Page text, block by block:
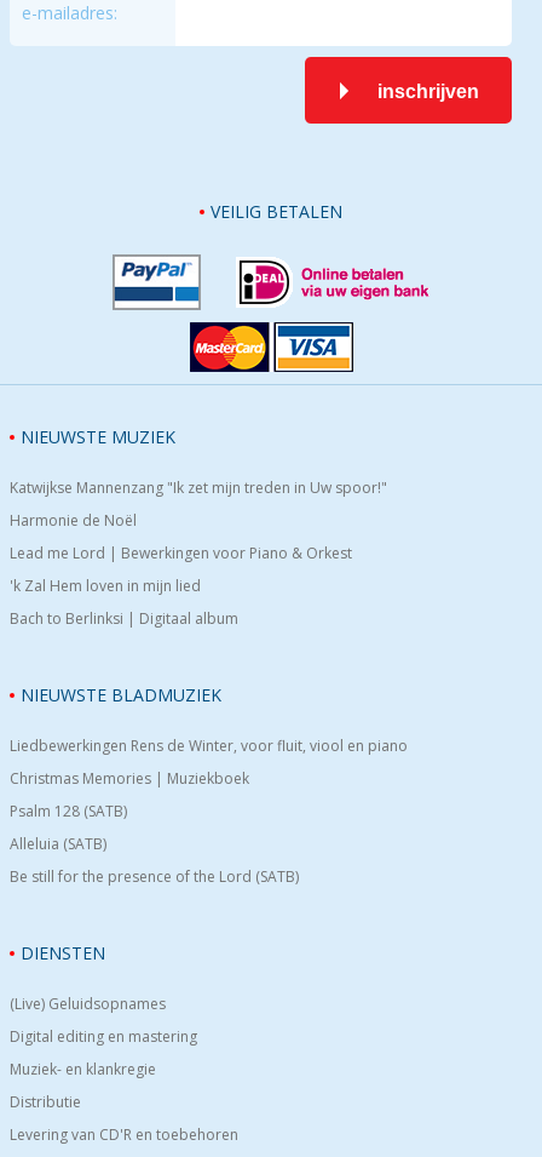
e-mailadres:
inschrijven
VEILIG BETALEN
NIEUWSTE MUZIEK
Katwijkse Mannenzang "Ik zet mijn treden in Uw spoor!"
Harmonie de Noël
Lead me Lord | Bewerkingen voor Piano & Orkest
'k Zal Hem loven in mijn lied
Bach to Berlinksi | Digitaal album
NIEUWSTE BLADMUZIEK
Liedbewerkingen Rens de Winter, voor fluit, viool en piano
Christmas Memories | Muziekboek
Psalm 128 (SATB)
Alleluia (SATB)
Be still for the presence of the Lord (SATB)
DIENSTEN
(Live) Geluidsopnames
Digital editing en mastering
Muziek- en klankregie
Distributie
Levering van CD'R en toebehoren